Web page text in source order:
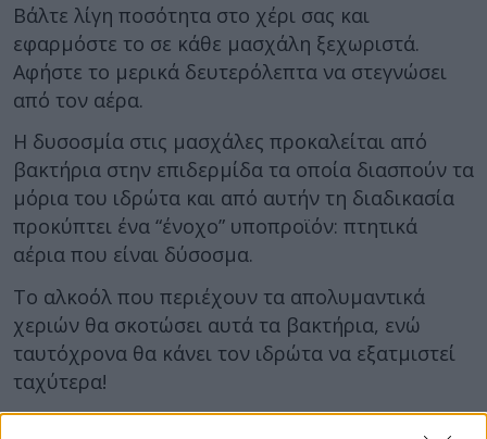
Βάλτε λίγη ποσότητα στο χέρι σας και
εφαρμόστε το σε κάθε μασχάλη ξεχωριστά.
Αφήστε το μερικά δευτερόλεπτα να στεγνώσει
από τον αέρα.
Η δυσοσμία στις μασχάλες προκαλείται από
βακτήρια στην επιδερμίδα τα οποία διασπούν τα
μόρια του ιδρώτα και από αυτήν τη διαδικασία
προκύπτει ένα “ένοχο” υποπροϊόν: πτητικά
αέρια που είναι δύσοσμα.
Το αλκοόλ που περιέχουν τα απολυμαντικά
χεριών θα σκοτώσει αυτά τα βακτήρια, ενώ
ταυτόχρονα θα κάνει τον ιδρώτα να εξατμιστεί
ταχύτερα!
Πηγή:http://www.purewow.com